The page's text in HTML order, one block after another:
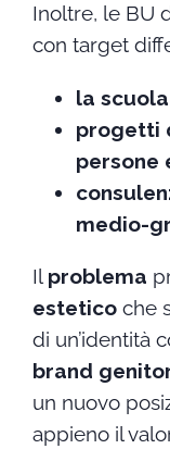
Inoltre, le BU
con target
la
progetti
persone
medio-
Il problema
esteticoche
di un’identità
brand
un nuovo
appieno il